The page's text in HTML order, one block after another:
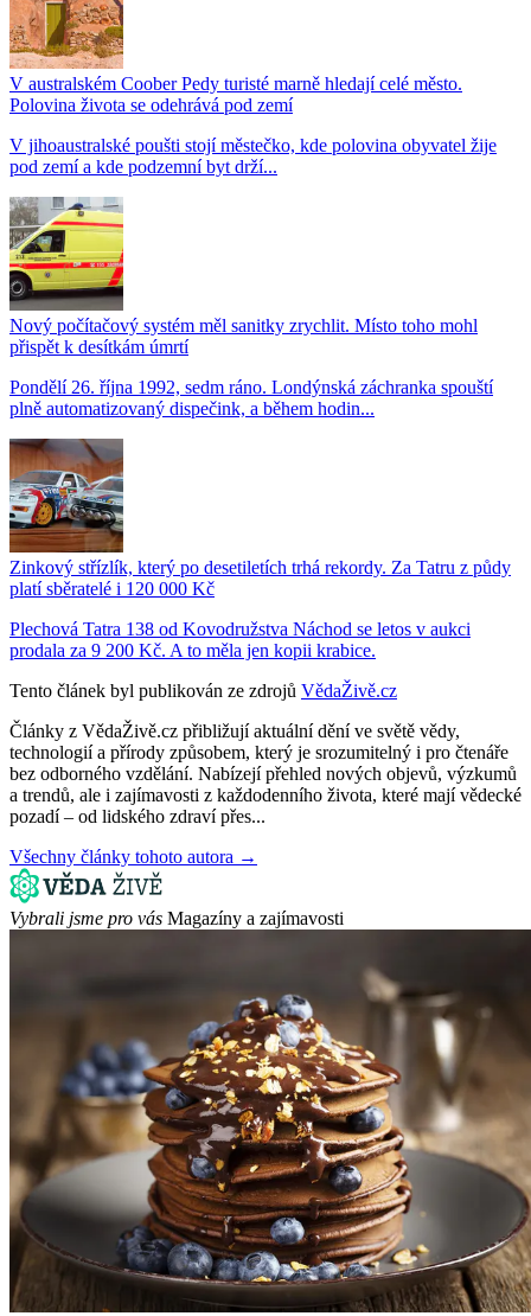
V australském Coober Pedy turisté marně hledají celé město.
Polovina života se odehrává pod zemí
V jihoaustralské poušti stojí městečko, kde polovina obyvatel žije
pod zemí a kde podzemní byt drží...
Nový počítačový systém měl sanitky zrychlit. Místo toho mohl
přispět k desítkám úmrtí
Pondělí 26. října 1992, sedm ráno. Londýnská záchranka spouští
plně automatizovaný dispečink, a během hodin...
Zinkový střízlík, který po desetiletích trhá rekordy. Za Tatru z půdy
platí sběratelé i 120 000 Kč
Plechová Tatra 138 od Kovodružstva Náchod se letos v aukci
prodala za 9 200 Kč. A to měla jen kopii krabice.
Tento článek byl publikován ze zdrojů VědaŽivě.cz
Články z VědaŽivě.cz přibližují aktuální dění ve světě vědy,
technologií a přírody způsobem, který je srozumitelný i pro čtenáře
bez odborného vzdělání. Nabízejí přehled nových objevů, výzkumů
a trendů, ale i zajímavosti z každodenního života, které mají vědecké
pozadí – od lidského zdraví přes...
Všechny články tohoto autora →
Vybrali jsme pro vás Magazíny a zajímavosti